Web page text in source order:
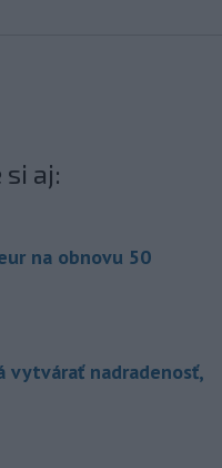
aj:
na obnovu 50
vytvárať nadradenosť,